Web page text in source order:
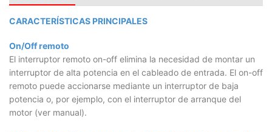
CARACTERÍSTICAS PRINCIPALES
On/Off remoto
El interruptor remoto on-off elimina la necesidad de montar un
interruptor de alta potencia en el cableado de entrada. El on-off
remoto puede accionarse mediante un interruptor de baja
potencia o, por ejemplo, con el interruptor de arranque del
motor (ver manual).